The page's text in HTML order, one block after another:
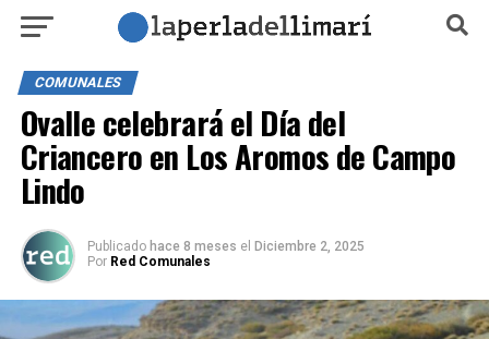
COMUNALES
Ovalle celebrará el Día del
Criancero en Los Aromos de Campo
Lindo
Publicado hace 8 meses el Diciembre 2, 2025
Por Red Comunales